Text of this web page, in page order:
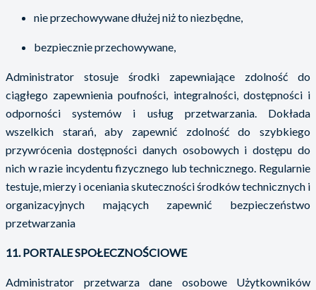
nie przechowywane dłużej niż to niezbędne,
bezpiecznie przechowywane,
Administrator stosuje środki zapewniające zdolność do
ciągłego zapewnienia poufności, integralności, dostępności i
odporności systemów i usług przetwarzania. Dokłada
wszelkich starań, aby zapewnić zdolność do szybkiego
przywrócenia dostępności danych osobowych i dostępu do
nich w razie incydentu fizycznego lub technicznego. Regularnie
testuje, mierzy i oceniania skuteczności środków technicznych i
organizacyjnych mających zapewnić bezpieczeństwo
przetwarzania
11. PORTALE SPOŁECZNOŚCIOWE
Administrator przetwarza dane osobowe Użytkowników